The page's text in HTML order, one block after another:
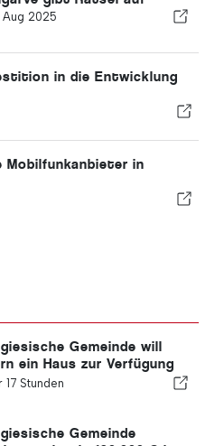
Aug 2025
in die Entwicklung
in
Gemeinde will
ein Haus zur Verfügung
17 Stunden
Gemeinde